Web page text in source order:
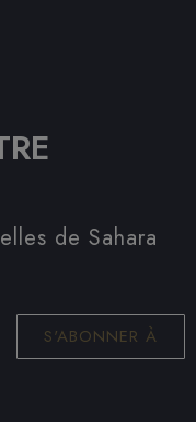
de Sahara
S'ABONNER À